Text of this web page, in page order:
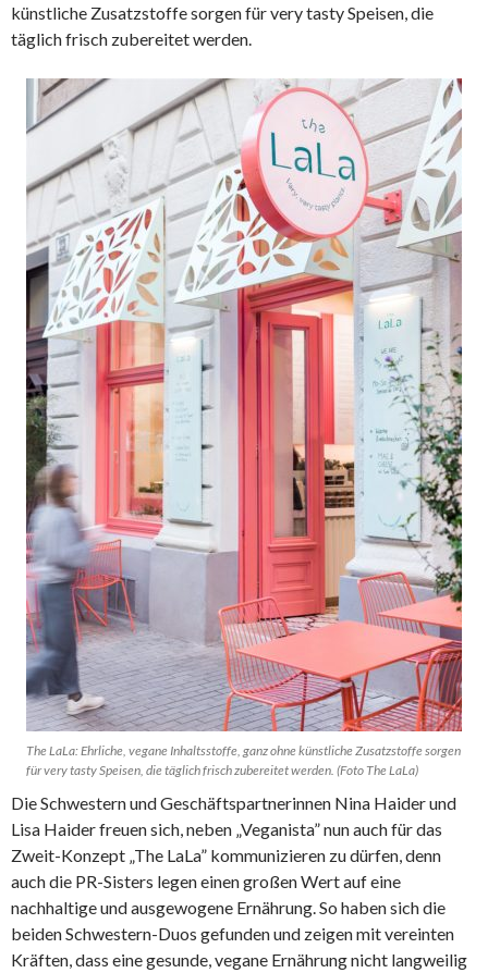
künstliche Zusatzstoffe sorgen für very tasty Speisen, die
täglich frisch zubereitet werden.
The LaLa: Ehrliche, vegane Inhaltsstoffe, ganz ohne künstliche Zusatzstoffe sorgen
für very tasty Speisen, die täglich frisch zubereitet werden. (Foto The LaLa)
Die Schwestern und Geschäftspartnerinnen Nina Haider und
Lisa Haider freuen sich, neben „Veganista” nun auch für das
Zweit-Konzept „The LaLa” kommunizieren zu dürfen, denn
auch die PR-Sisters legen einen großen Wert auf eine
nachhaltige und ausgewogene Ernährung. So haben sich die
beiden Schwestern-Duos gefunden und zeigen mit vereinten
Kräften, dass eine gesunde, vegane Ernährung nicht langweilig